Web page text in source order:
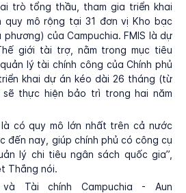
trò tổng thầu, tham gia triển khai
mô rộng tại 31 đơn vị Kho bạc
của Campuchia. FMIS là dự
giới tài trợ, nằm trong mục tiêu
lý tài chính công của Chính phủ
khai dự án kéo dài 26 tháng (từ
sẽ thực hiện bảo trì trong hai năm
là có quy mô lớn nhất trên cả nước
đến nay, giúp chính phủ có công cụ
lý chi tiêu ngân sách quốc gia”,
Thắng nói.
Tài chính Campuchia - Aun